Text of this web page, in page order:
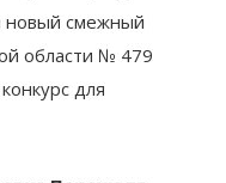
новый смежный
области № 479
для